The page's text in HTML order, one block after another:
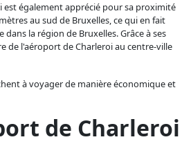
est également apprécié pour sa proximité
au sud de Bruxelles, ce qui en fait
la région de Bruxelles. Grâce à ses
de l'aéroport de Charleroi au centre-ville
à voyager de manière économique et
de Charleroi